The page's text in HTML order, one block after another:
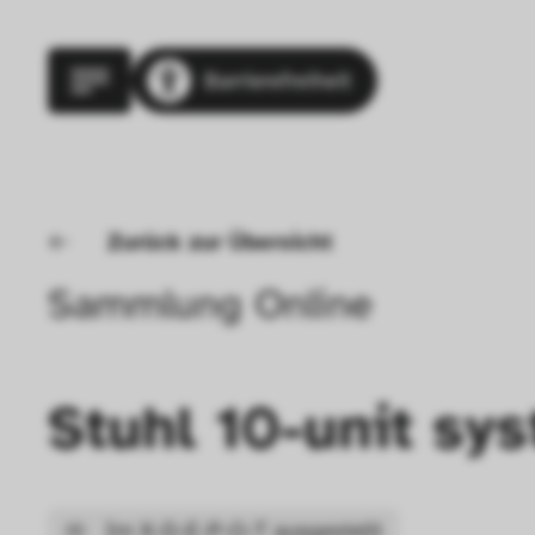
Barrierefreiheit
Zurück zur Übersicht
Sammlung Online
Stuhl 10-unit